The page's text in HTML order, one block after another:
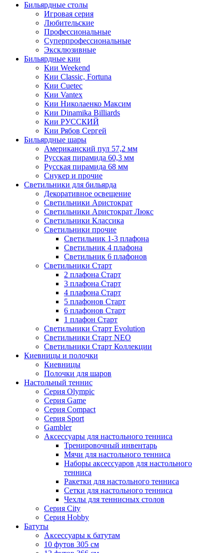
Бильярдные столы
Игровая серия
Любительские
Профессиональные
Суперпрофессиональные
Эксклюзивные
Бильярдные кии
Кии Weekend
Кии Classic, Fortuna
Кии Cuetec
Кии Vantex
Кии Николаенко Максим
Кии Dinamika Billiards
Кии РУССКИЙ
Кии Рябов Сергей
Бильярдные шары
Американский пул 57,2 мм
Русская пирамида 60,3 мм
Русская пирамида 68 мм
Снукер и прочие
Светильники для бильярда
Декоративное освещение
Светильники Аристократ
Светильники Аристократ Люкс
Светильники Классика
Светильники прочие
Светильник 1-3 плафона
Светильник 4 плафона
Светильник 6 плафонов
Светильники Старт
2 плафона Старт
3 плафона Старт
4 плафона Старт
5 плафонов Старт
6 плафонов Старт
1 плафон Старт
Светильники Старт Evolution
Светильники Старт NEO
Светильники Старт Коллекции
Киевницы и полочки
Киевницы
Полочки для шаров
Настольный теннис
Серия Olympic
Серия Game
Серия Compact
Серия Sport
Gambler
Аксессуары для настольного тенниса
Тренировочный инвентарь
Мячи для настольного тенниса
Наборы аксессуаров для настольного
тенниса
Ракетки для настольного тенниса
Сетки для настольного тенниса
Чехлы для теннисных столов
Серия City
Серия Hobby
Батуты
Аксессуары к батутам
10 футов 305 см